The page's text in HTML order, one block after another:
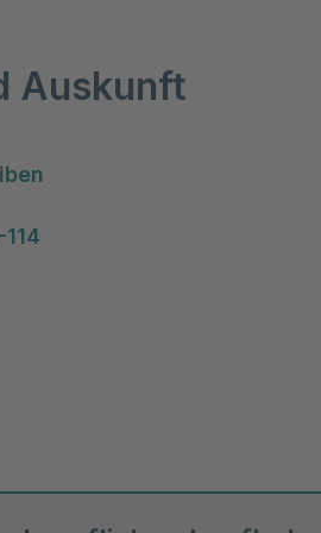
Auskunft